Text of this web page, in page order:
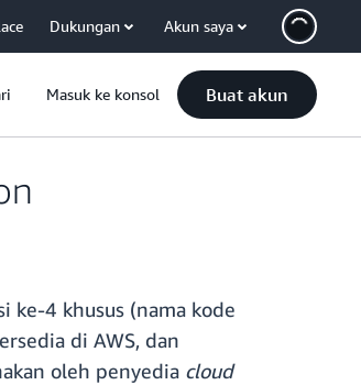
Dukungan Akun saya
Masuk ke konsol Buat akun
ke-4 khusus (nama kode
di AWS, dan
oleh penyedia cloud